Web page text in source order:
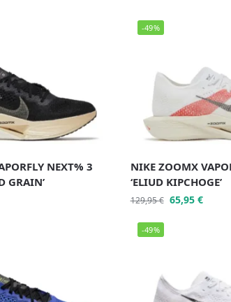
NEXT% 3
GRAIN’
-49%
NIKE ZOOMX
‘ELIUD KIPCHOGE’
129,95€ 65,95 €
-49%